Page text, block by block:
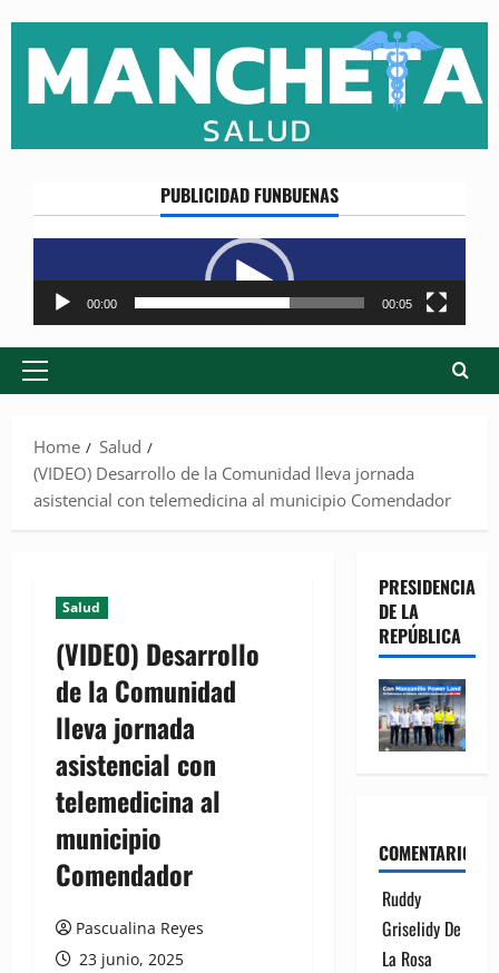
content
PUBLICIDAD FUNBUENAS
Reproductor
de
vídeo
00:00 00:05
Primary
Home
Salud
(VIDEO) Desarrollo de la Comunidad lleva jornada
asistencial con telemedicina al municipio Comendador
Salud
(VIDEO) Desarrollo
de la Comunidad
lleva jornada
asistencial con
telemedicina al
municipio
Comendador
Pascualina Reyes
23 junio, 2025
PRESIDENCIA
DE LA
REPÚBLICA
COMENTARIOS
Ruddy
Griselidy De
La Rosa